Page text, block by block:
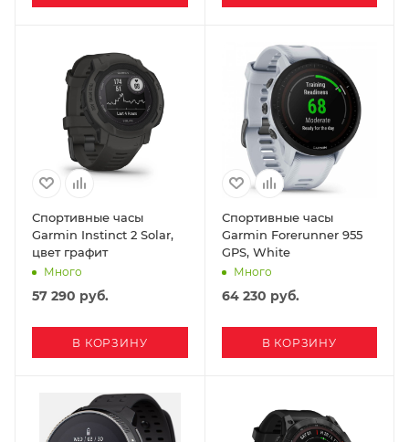
Спортивные часы
Garmin Instinct 2 Solar,
цвет графит
Много
57 290 руб.
В КОРЗИНУ
Спортивные часы
Garmin Forerunner 955
GPS, White
Много
64 230 руб.
В КОРЗИНУ